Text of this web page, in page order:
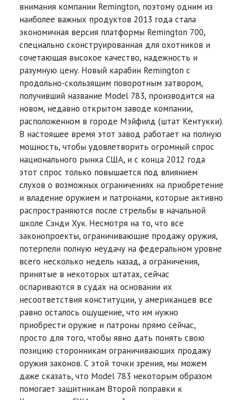
внимания компании Remington, поэтому одним из
наиболее важных продуктов 2013 года стала
экономичная версия платформы Remington 700,
специально сконструированная для охотников и
сочетающая высокое качество, надежность и
разумную цену. Новый карабин Remington с
продольно-скользящим поворотным затвором,
получивший название Model 783, производится на
новом, недавно открытом заводе компании,
расположенном в городе Мэйфилд (штат Кентукки).
В настоящее время этот завод работает на полную
мощность, чтобы удовлетворить огромный спрос
национального рынка США, и с конца 2012 года
этот спрос только повышается под влиянием
слухов о возможных ограничениях на приобретение
и владение оружием и патронами, которые активно
распространяются после стрельбы в начальной
школе Сэнди Хук. Несмотря на то, что все
законопроекты, ограничивающие продажу оружия,
потерпели полную неудачу на федеральном уровне
всего несколько недель назад, а ограничения,
принятые в некоторых штатах, сейчас
оспариваются в судах на основании их
несоответствия конституции, у американцев все
равно осталось ощущение, что им нужно
приобрести оружие и патроны прямо сейчас,
просто для того, чтобы явно дать понять свою
позицию сторонникам ограничивающих продажу
оружия законов. С этой точки зрения, мы можем
даже сказать, что Model 783 некоторым образом
помогает защитникам Второй поправки к